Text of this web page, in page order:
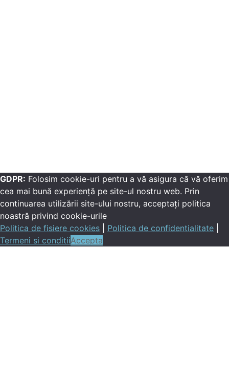
GDPR: Folosim cookie-uri pentru a vă asigura că vă oferim
cea mai bună experiență pe site-ul nostru web. Prin
continuarea utilizării site-ului nostru, acceptați politica
noastră privind cookie-urile
Politica de fisiere cookies
Politica de confidentialitate
Termeni si conditiiAccepta